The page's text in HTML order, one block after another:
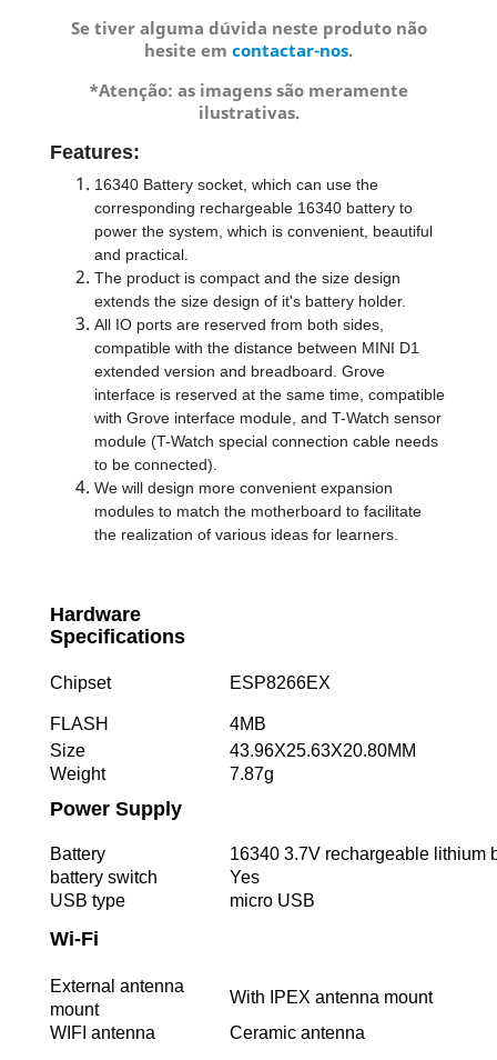
Se tiver alguma dúvida neste produto não
hesite em contactar-nos.
*Atenção: as imagens são meramente
ilustrativas.
Features:
16340 Battery socket, which can use the
corresponding rechargeable 16340 battery to
power the system, which is convenient, beautiful
and practical.
The product is compact and the size design
extends the size design of it's battery holder.
All IO ports are reserved from both sides,
compatible with the distance between MINI D1
extended version and breadboard. Grove
interface is reserved at the same time, compatible
with Grove interface module, and T-Watch sensor
module (T-Watch special connection cable needs
to be connected).
We will design more convenient expansion
modules to match the motherboard to facilitate
the realization of various ideas for learners.
Hardware
Specifications
Chipset ESP8266EX
FLASH
4MB
Size
43.96X25.63X20.80MM
Weight
7.87g
Power Supply
Battery
16340 3.7V rechargeable lithium
battery switch
Yes
USB type
micro USB
Wi-Fi
External antenna
mount
With IPEX antenna mount
WIFI antenna
Ceramic antenna